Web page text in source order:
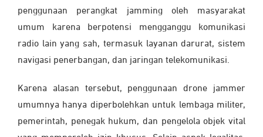
penggunaan perangkat jamming oleh masyarakat
umum karena berpotensi mengganggu komunikasi
radio lain yang sah, termasuk layanan darurat, sistem
navigasi penerbangan, dan jaringan telekomunikasi.
Karena alasan tersebut, penggunaan drone jammer
umumnya hanya diperbolehkan untuk lembaga militer,
pemerintah, penegak hukum, dan pengelola objek vital